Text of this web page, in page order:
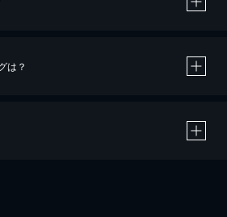
ジットカード決済による作品の購入 / レンタルです。
作品の購入 / レンタルは、20％のポイント還元です。
は？